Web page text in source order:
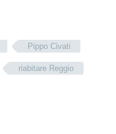
Pippo Civati
riabitare Reggio